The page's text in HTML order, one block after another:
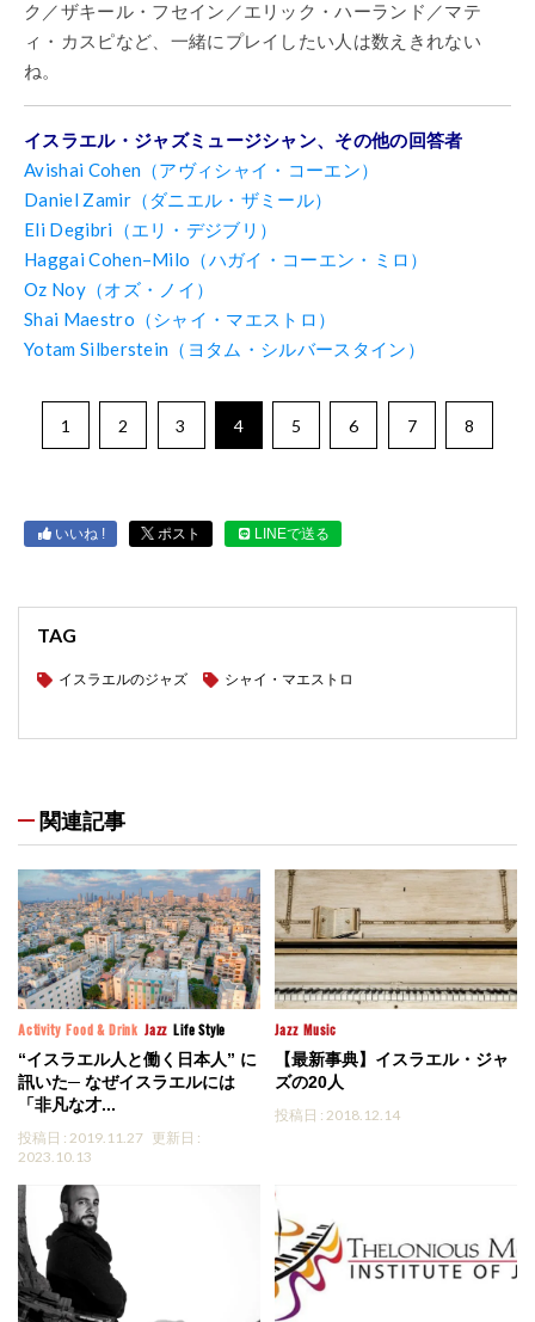
ク／ザキール・フセイン／エリック・ハーランド／マテ
ィ・カスピなど、一緒にプレイしたい人は数えきれない
ね。
イスラエル・ジャズミュージシャン、その他の回答者
Avishai Cohen（アヴィシャイ・コーエン）
Daniel Zamir（ダニエル・ザミール）
Eli Degibri（エリ・デジブリ）
Haggai Cohen–Milo（ハガイ・コーエン・ミロ）
Oz Noy（オズ・ノイ）
Shai Maestro（シャイ・マエストロ）
Yotam Silberstein（ヨタム・シルバースタイン）
1 2 3 4 5 6 7 8
いいね ! ポスト LINEで送る
TAG
イスラエルのジャズ シャイ・マエストロ
関連記事
Activity Food & Drink Jazz Life Style
“イスラエル人と働く日本人” に
訊いた─ なぜイスラエルには
「非凡な才...
投稿日 : 2019.11.27 更新日 :
2023.10.13
Jazz Music
【最新事典】イスラエル・ジャ
ズの20人
投稿日 : 2018.12.14